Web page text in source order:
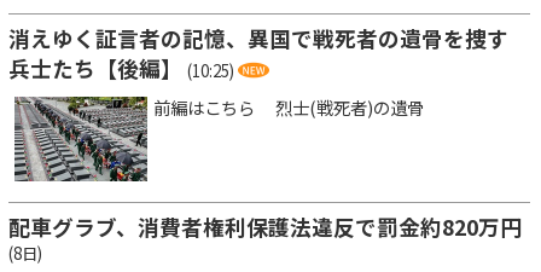
消えゆく証言者の記憶、異国で戦死者の遺骨を捜す
兵士たち【後編】
(10:25)
前編はこちら 烈士(戦死者)の遺骨
配車グラブ、消費者権利保護法違反で罰金約820万円
(8日)